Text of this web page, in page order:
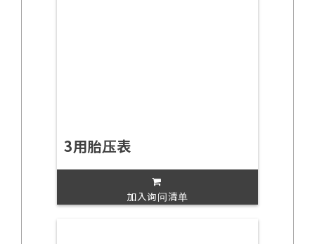
3用胎压表
加入询问清单